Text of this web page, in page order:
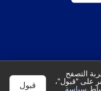
التصفح
على "قبول"،
سياسة قبول